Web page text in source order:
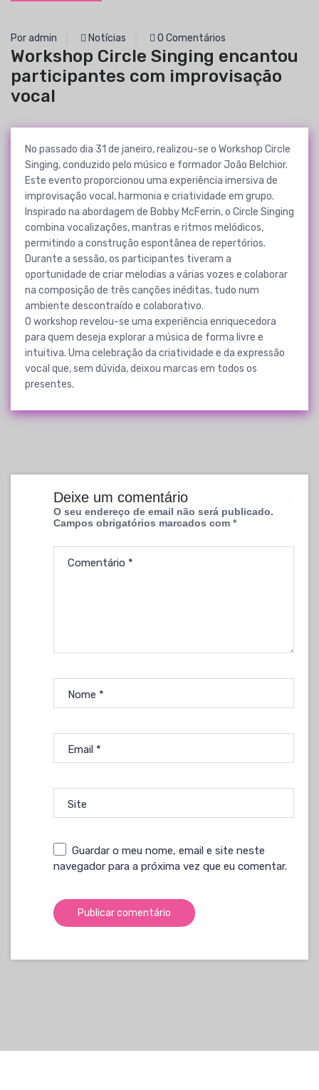
Por admin Notícias 0 Comentários
Workshop Circle Singing encantou
participantes com improvisação
vocal
No passado dia 31 de janeiro, realizou-se o Workshop Circle
Singing, conduzido pelo músico e formador João Belchior.
Este evento proporcionou uma experiência imersiva de
improvisação vocal, harmonia e criatividade em grupo.
Inspirado na abordagem de Bobby McFerrin, o Circle Singing
combina vocalizações, mantras e ritmos melódicos,
permitindo a construção espontânea de repertórios.
Durante a sessão, os participantes tiveram a
oportunidade de criar melodias a várias vozes e colaborar
na composição de três canções inéditas, tudo num
ambiente descontraído e colaborativo.
O workshop revelou-se uma experiência enriquecedora
para quem deseja explorar a música de forma livre e
intuitiva. Uma celebração da criatividade e da expressão
vocal que, sem dúvida, deixou marcas em todos os
presentes.
Deixe um comentário
O seu endereço de email não será publicado.
Campos obrigatórios marcados com *
Comentário *
Nome *
Email *
Site
Guardar o meu nome, email e site neste
navegador para a próxima vez que eu comentar.